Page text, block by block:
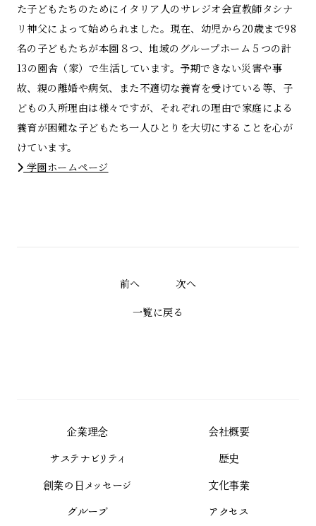
企業理念
会社概要
サステナビリティ
歴史
創業の日メッセージ
文化事業
グループ
アクセス
た子どもたちのためにイタリア人のサレジオ会宣教師タシナ
リ神父によって始められました。現在、幼児から20歳まで98
名の子どもたちが本園８つ、地域のグループホーム５つの計
13の園舎（家）で生活しています。予期できない災害や事
故、親の離婚や病気、また不適切な養育を受けている等、子
どもの入所理由は様々ですが、それぞれの理由で家庭による
養育が困難な子どもたち一人ひとりを大切にすることを心が
けています。
学園ホームページ
前へ 次へ
一覧に戻る